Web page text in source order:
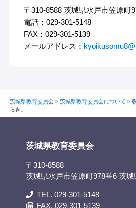
〒310-8588 茨城県水戸市笠原町
電話：029-301-5148
FAX：029-301-5139
メールアドレス：
茨城県教育委員会> 茨城県教育委員会について >
らき」
茨城県教育委員会
〒310-8588
茨城県水戸市笠原町978番6 茨
TEL. 029-301-5148
FAX. 029-301-5139